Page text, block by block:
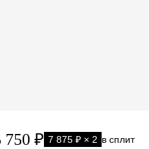
750 ₽ 7 875 ₽ × 2 в сплит